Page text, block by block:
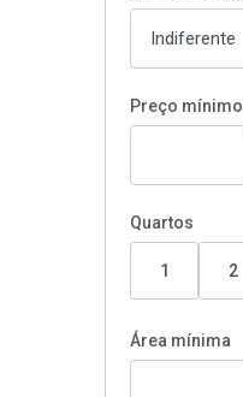
Preço mínimo
Quartos
1 2
Área mínima